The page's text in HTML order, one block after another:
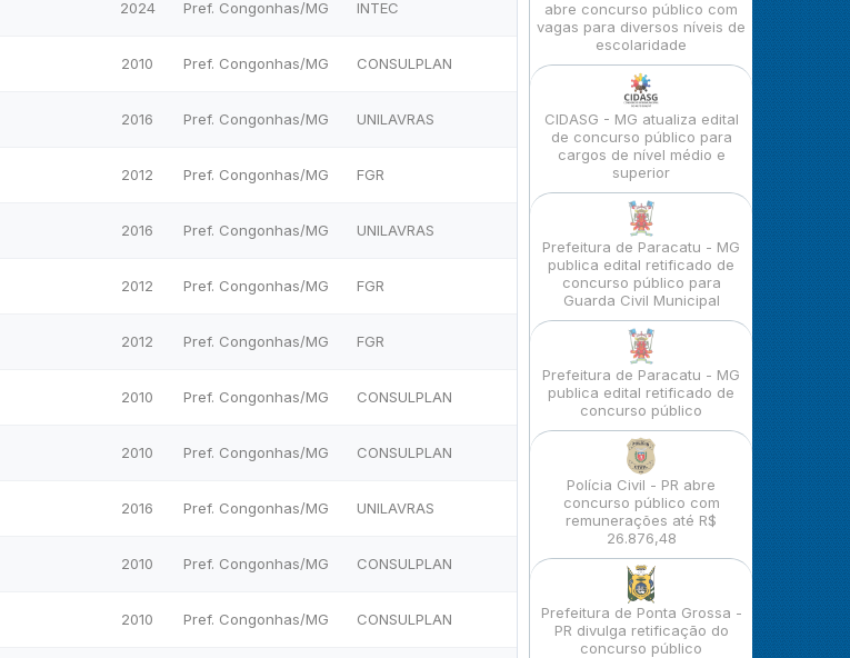
2024 Pref. Congonhas/MG INTEC
2010 Pref. Congonhas/MG CONSULPLAN
2016 Pref. Congonhas/MG UNILAVRAS
2012 Pref. Congonhas/MG FGR
2016 Pref. Congonhas/MG UNILAVRAS
2012 Pref. Congonhas/MG FGR
2012 Pref. Congonhas/MG FGR
2010 Pref. Congonhas/MG CONSULPLAN
2010 Pref. Congonhas/MG CONSULPLAN
2016 Pref. Congonhas/MG UNILAVRAS
2010 Pref. Congonhas/MG CONSULPLAN
2010 Pref. Congonhas/MG CONSULPLAN
abre concurso público com
vagas para diversos níveis de
escolaridade
CIDASG - MG atualiza edital
de concurso público para
cargos de nível médio e
superior
Prefeitura de Paracatu - MG
publica edital retificado de
concurso público para
Guarda Civil Municipal
Prefeitura de Paracatu - MG
publica edital retificado de
concurso público
Polícia Civil - PR abre
concurso público com
remunerações até R$
26.876,48
Prefeitura de Ponta Grossa -
PR divulga retificação do
concurso público